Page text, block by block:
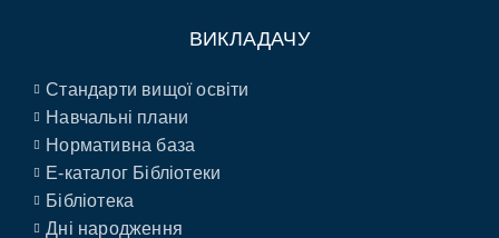
ВИКЛАДАЧУ
Стандарти вищої освіти
Навчальні плани
Нормативна база
E-каталог Бібліотеки
Бібліотека
Дні народження